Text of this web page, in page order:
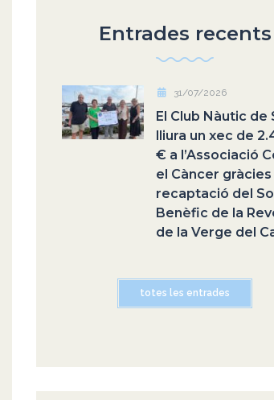
Entrades recents
31/07/2026
El Club Nàutic de
lliura un xec de
€ a l’Associació
el Càncer gràcies
recaptació del
Benèfic de la
de la Verge del
totes les entrades